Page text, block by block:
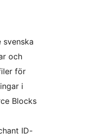
svenska
och
för
i
Blocks
ID-